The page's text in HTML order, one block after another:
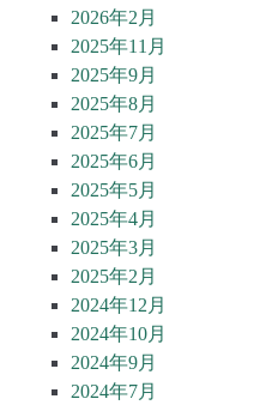
2026年2月
2025年11月
2025年9月
2025年8月
2025年7月
2025年6月
2025年5月
2025年4月
2025年3月
2025年2月
2024年12月
2024年10月
2024年9月
2024年7月